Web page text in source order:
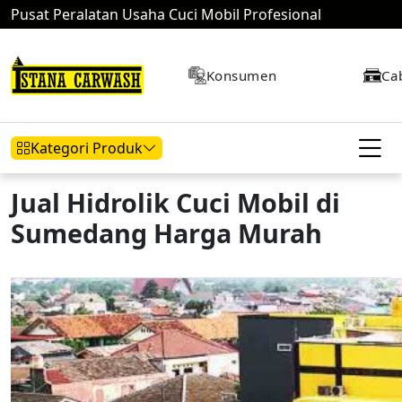
Pusat Peralatan Usaha Cuci Mobil Profesional
Konsumen
Kategori Produk
Hidrolik Mobil Hidrolik Motor Kompresor
Mesin Air
Jual Hidrolik Cuci Mobil di
Sumedang Harga Murah